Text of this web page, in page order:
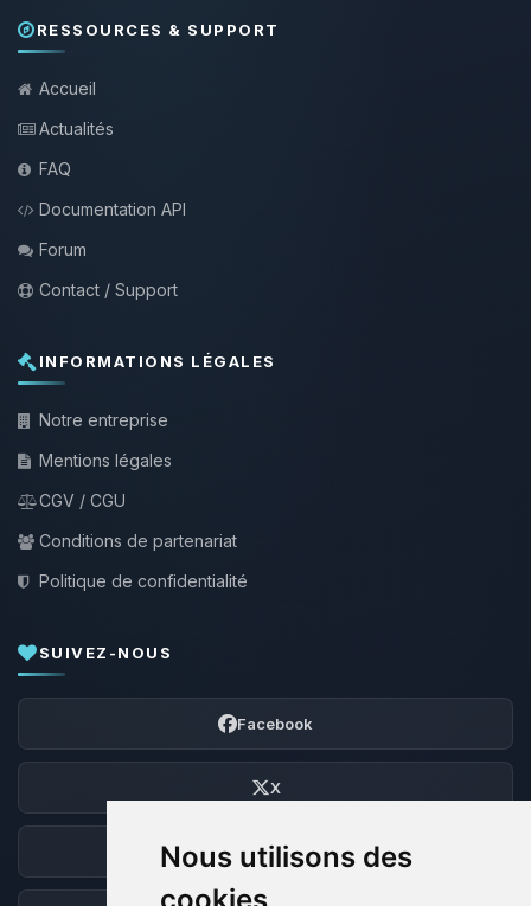
Nous utilisons des
RESSOURCES & SUPPORT
Accueil
Actualités
FAQ
Documentation API
Forum
Contact / Support
INFORMATIONS LÉGALES
Notre entreprise
Mentions légales
CGV / CGU
Conditions de partenariat
Politique de confidentialité
SUIVEZ-NOUS
Facebook
X
Discord